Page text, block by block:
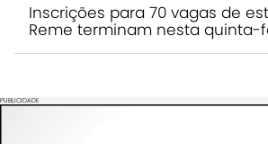
Inscrições para 70 vagas de
Reme terminam nesta quinta-
PUBLICIDADE